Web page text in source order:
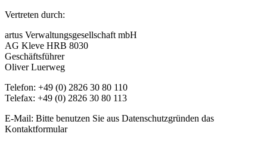
Vertreten durch:
artus Verwaltungsgesellschaft mbH
AG Kleve HRB 8030
Geschäftsführer
Oliver Luerweg
Telefon: +49 (0) 2826 30 80 110
Telefax: +49 (0) 2826 30 80 113
E-Mail: Bitte benutzen Sie aus Datenschutzgründen das
Kontaktformular